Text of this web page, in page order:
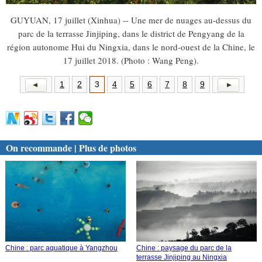
GUYUAN, 17 juillet (Xinhua) -- Une mer de nuages au-dessus du
parc de la terrasse Jinjiping, dans le district de Pengyang de la
région autonome Hui du Ningxia, dans le nord-ouest de la Chine, le
17 juillet 2018. (Photo : Wang Peng).
1 2 3 4 5 6 7 8 9
On recommande | Plus de photos
Chine : parc aquatique à Yangzhou
Chine : paysage du parc de la
terrasse Jinjiping au Ningxia